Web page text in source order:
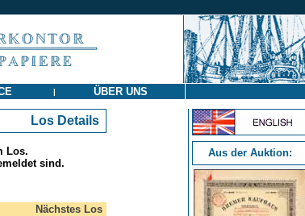
| ÜBER UNS
Los Details
Los.
sind.
Nächstes Los
Aus der Auktion: